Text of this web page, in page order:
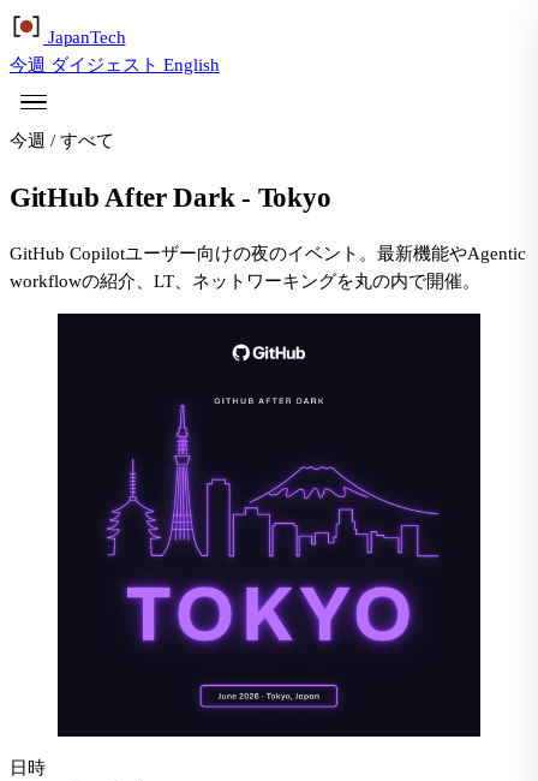
JapanTech
今週 ダイジェスト English
今週 / すべて
GitHub After Dark - Tokyo
GitHub Copilotユーザー向けの夜のイベント。最新機能やAgentic
workflowの紹介、LT、ネットワーキングを丸の内で開催。
日時